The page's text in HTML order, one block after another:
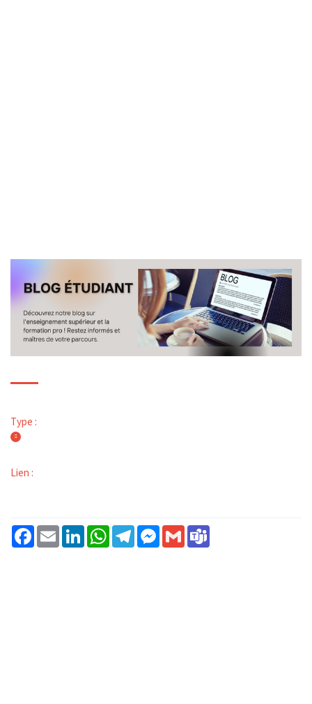
Type :
Lien :
Facebook
Email LinkedInWhatsAppTelegramMessenger
Gmail